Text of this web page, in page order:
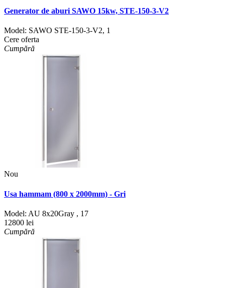
Generator de aburi SAWO 15kw, STE-150-3-V2
Model: SAWO STE-150-3-V2, 1
Cere oferta
Cumpără
Nou
Usa hammam (800 x 2000mm) - Gri
Model: AU 8x20Gray , 17
12800 lei
Cumpără